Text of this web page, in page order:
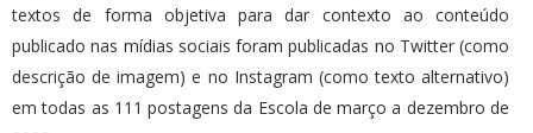
textos de forma objetiva para dar contexto ao conteúdo
publicado nas mídias sociais foram publicadas no Twitter (como
descrição de imagem) e no Instagram (como texto alternativo)
em todas as 111 postagens da Escola de março a dezembro de